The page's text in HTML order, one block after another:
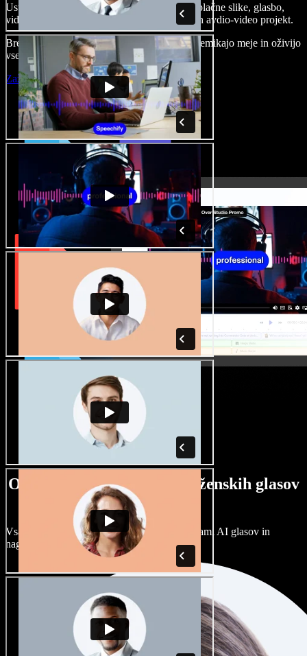
Ustvarjajte govorne posnetke, dodajajte brezplačne slike, glasbo,
videe, klonirajte svoj glas in pripravite celoten avdio-video projekt.
Brez učenja in kar iz brskalnika ustvarjalci premikajo meje in oživijo
vse ideje.
Zaženi Studio
Ogromna izbira moških in ženskih glasov
ter naglasov
Vsak projekt je unikaten. Izbirajte med stotinami AI glasov in
naglasov ter jih prilagodite po svoje.